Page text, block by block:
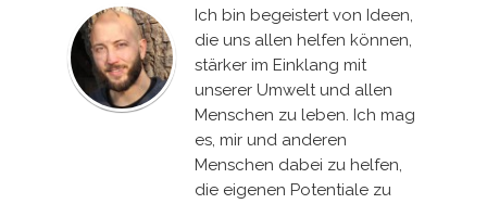
Ich bin begeistert von Ideen,
die uns allen helfen können,
stärker im Einklang mit
unserer Umwelt und allen
Menschen zu leben. Ich mag
es, mir und anderen
Menschen dabei zu helfen,
die eigenen Potentiale zu